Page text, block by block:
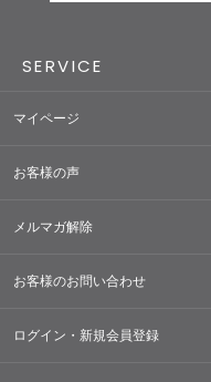
SERVICE
マイページ
お客様の声
メルマガ解除
お客様のお問い合わせ
ログイン・新規会員登録